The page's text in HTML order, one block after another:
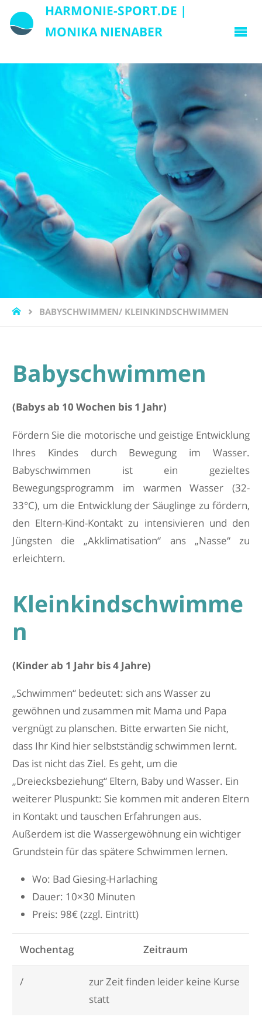
HARMONIE-SPORT.DE |
MONIKA NIENABER
STARTBABYSCHWIMMEN/ KLEINKINDSCHWIMMEN
Babyschwimmen
(Babys ab 10 Wochen bis 1 Jahr)
Fördern Sie die motorische und geistige Entwicklung
Ihres Kindes durch Bewegung im Wasser.
Babyschwimmen ist ein gezieltes
Bewegungsprogramm im warmen Wasser (32-
33°C), um die Entwicklung der Säuglinge zu fördern,
den Eltern-Kind-Kontakt zu intensivieren und den
Jüngsten die „Akklimatisation“ ans „Nasse“ zu
erleichtern.
Kleinkindschwimme
n
(Kinder ab 1 Jahr bis 4 Jahre)
„Schwimmen“ bedeutet: sich ans Wasser zu
gewöhnen und zusammen mit Mama und Papa
vergnügt zu planschen. Bitte erwarten Sie nicht,
dass Ihr Kind hier selbstständig schwimmen lernt.
Das ist nicht das Ziel. Es geht, um die
„Dreiecksbeziehung“ Eltern, Baby und Wasser. Ein
weiterer Pluspunkt: Sie kommen mit anderen Eltern
in Kontakt und tauschen Erfahrungen aus.
Außerdem ist die Wassergewöhnung ein wichtiger
Grundstein für das spätere Schwimmen lernen.
Wo: Bad Giesing-Harlaching
Dauer: 10×30 Minuten
Preis: 98€ (zzgl. Eintritt)
Wochentag Zeitraum
/
zur Zeit finden leider keine Kurse
statt